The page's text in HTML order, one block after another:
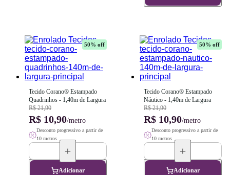
50% off
Tecido Corano® Estampado
Quadrinhos - 1,40m de Largura
R$ 21,90
R$ 10,90/metro
Desconto progressivo a partir de
10 metros
Adicionar
50% off
Tecido Corano® Estampado
Náutico - 1,40m de Largura
R$ 21,90
R$ 10,90/metro
Desconto progressivo a partir de
10 metros
Adicionar